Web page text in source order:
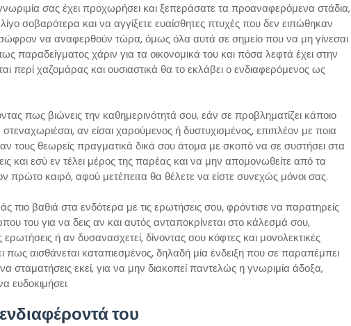
σας έχει προχωρήσει και ξεπεράσατε τα προαναφερόμενα στάδια,
λίγο σοβαρότερα και να αγγίξετε ευαίσθητες πτυχές που δεν ειπώθηκαν
να αναφερθούν τώρα, όμως όλα αυτά σε σημείο που να μη γίνεσαι
παραδείγματος χάριν για τα οικονομικά του και πόσα λεφτά έχει στην
περί χαζομάρας και ουσιαστικά θα το εκλάβει ο ενδιαφερόμενος ως
πως βιώνεις την καθημερινότητά σου, εάν σε προβληματίζει κάποιο
αν είσαι χαρούμενος ή δυστυχισμένος, επιπλέον με ποια
τους θεωρείς πραγματικά δικά σου άτομα με σκοπό να σε συστήσει στα
και εσύ εν τέλει μέρος της παρέας και να μην απομονωθείτε από τα
πρώτο καιρό, αφού μετέπειτα θα θέλετε να είστε συνεχώς μόνοι σας.
βαθιά στα ενδότερα με τις ερωτήσεις σου, φρόντισε να παρατηρείς
του για να δεις αν και αυτός ανταποκρίνεται στο κάλεσμά σου,
ερωτήσεις ή αν δυσανασχετεί, δίνοντας σου κόφτες και μονολεκτικές
πως αισθάνεται καταπιεσμένος, δηλαδή μία ένδειξη που σε παραπέμπει
να σταματήσεις εκεί, για να μην διακοπεί παντελώς η γνωριμία άδοξα,
ευδοκιμήσει.
του